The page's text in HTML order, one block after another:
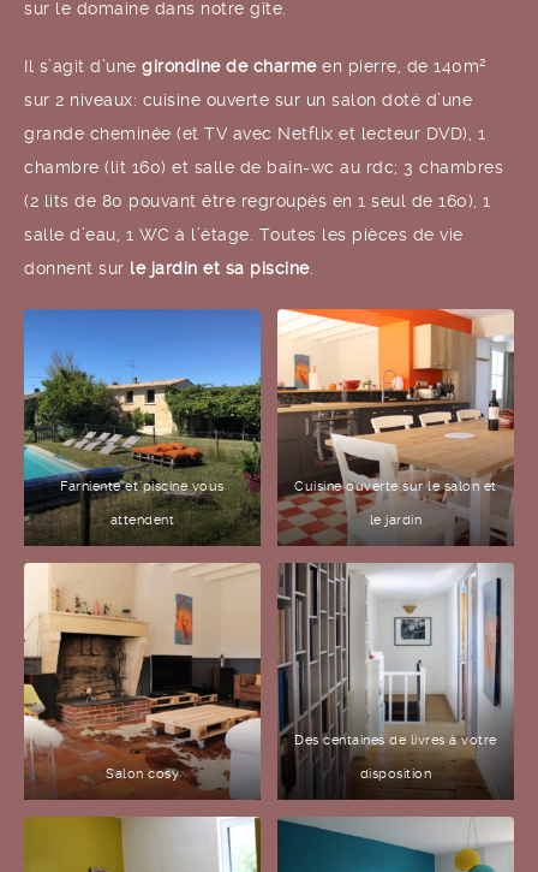
sur le domaine dans notre gîte.
Il s’agit d’une girondine de charmeen pierre, de 140m²
sur 2 niveaux: cuisine ouverte sur un salon doté d’une
grande cheminée (et TV avec Netflix et lecteur DVD), 1
chambre (lit 160) et salle de bain-wc au rdc; 3 chambres
(2 lits de 80 pouvant être regroupés en 1 seul de 160), 1
salle d’eau, 1 WC à l’étage. Toutes les pièces de vie
donnent sur le jardin et sa piscine.
Farniente et piscine vous
attendent
Cuisine ouverte sur le salon et
le jardin
Salon cosy
Des centaines de livres à votre
disposition